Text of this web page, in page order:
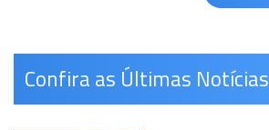
Confira as Últimas Notícias